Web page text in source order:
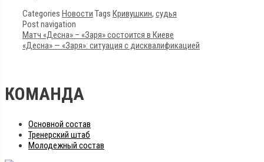
Categories Новости Tags Кривушкин, судья
Post navigation
Матч «Десна» – «Заря» состоится в Киеве
«Десна» — «Заря»: ситуация с дисквалификацией
КОМАНДА
Основной состав
Тренерский штаб
Молодежный состав